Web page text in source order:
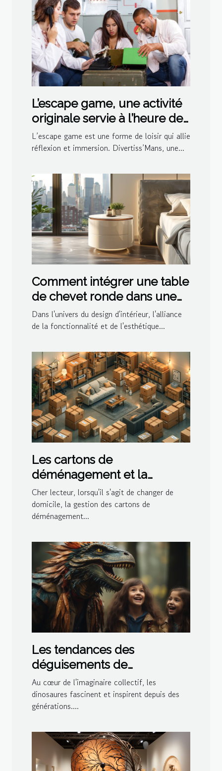
L’escape game, une activité
originale servie à l’heure de
l’apéro par Divertiss’Mans
L’escape game est une forme de loisir qui allie
réflexion et immersion. Divertiss’Mans, une...
Comment intégrer une table
de chevet ronde dans une
décoration moderne
Dans l'univers du design d'intérieur, l'alliance
de la fonctionnalité et de l'esthétique...
Les cartons de
déménagement et la
gestion de l'espace dans le
logement
Cher lecteur, lorsqu'il s'agit de changer de
domicile, la gestion des cartons de
déménagement...
Les tendances des
déguisements de
dinosaures pour les fêtes à
thème en 2023
Au cœur de l'imaginaire collectif, les
dinosaures fascinent et inspirent depuis des
générations....